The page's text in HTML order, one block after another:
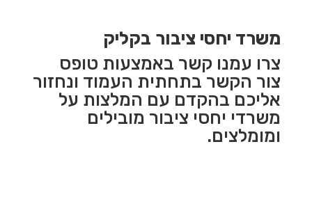
משרד יחסי ציבור בקליק
צרו עמנו קשר באמצעות טופס
צור הקשר בתחתית העמוד ונחזור
אליכם בהקדם עם המלצות על
משרדי יחסי ציבור מובילים
ומומלצים.